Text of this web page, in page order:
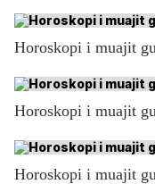
Horoskopi i muajit
Horoskopi i muajit
Horoskopi i muajit